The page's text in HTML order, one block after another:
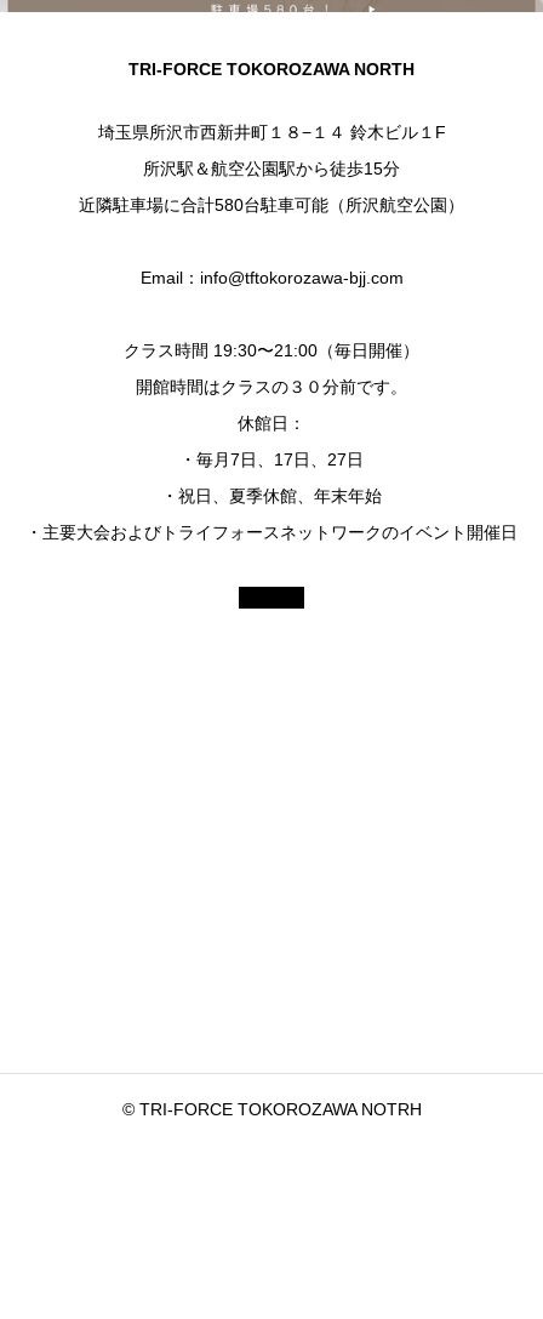
TRI-FORCE TOKOROZAWA NORTH
埼玉県所沢市西新井町１８−１４ 鈴木ビル１F
所沢駅＆航空公園駅から徒歩15分
近隣駐車場に合計580台駐車可能（所沢航空公園）
Email：info@tftokorozawa-bjj.com
クラス時間 19:30〜21:00（毎日開催）
開館時間はクラスの３０分前です。
休館日：
・毎月7日、17日、27日
・祝日、夏季休館、年末年始
・主要大会およびトライフォースネットワークのイベント開催日
© TRI-FORCE TOKOROZAWA NOTRH